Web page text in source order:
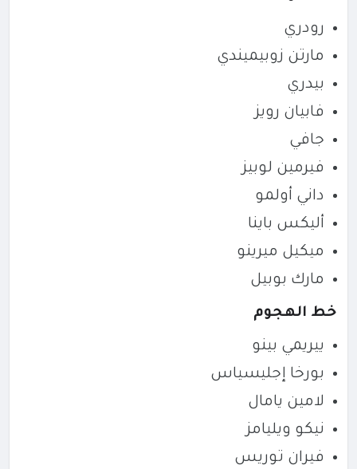
رودري
مارتن زوبيميندي
بيدري
فابيان رويز
جافي
فيرمين لوبيز
داني أولمو
أليكس باينا
ميكيل ميرينو
مارك بوبيل
خط الهجوم
ييريمي بينو
بورخا إجليسياس
لامين يامال
نيكو ويليامز
فيران توريس